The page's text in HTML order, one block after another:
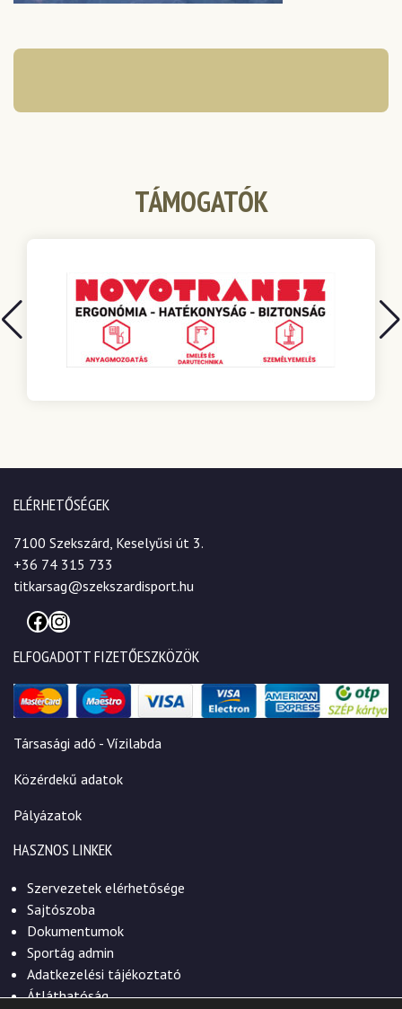
TÁMOGATÓK
ELÉRHETŐSÉGEK
7100 Szekszárd, Keselyűsi út 3.
+36 74 315 733
titkarsag@szekszardisport.hu
Facebook
Instagram
ELFOGADOTT FIZETŐESZKÖZÖK
Társasági adó - Vízilabda
Közérdekű adatok
Pályázatok
HASZNOS LINKEK
Szervezetek elérhetősége
Sajtószoba
Dokumentumok
Sportág admin
Adatkezelési tájékoztató
Átláthatóság